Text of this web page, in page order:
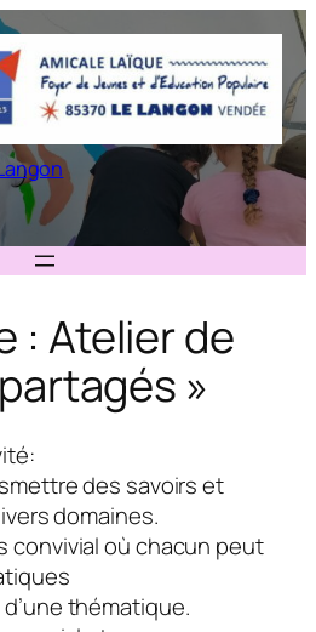
: Atelier de
»
des savoirs et
domaines.
convivial où chacun peut
thématique.